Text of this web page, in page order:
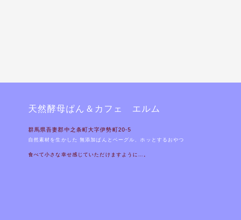
天然酵母ぱん＆カフェ エルム
群馬県吾妻郡中之条町大字伊勢町20-5
自然素材を生かした 無添加ぱんとベーグル、ホッとするおやつ
食べて小さな幸せ感じていただけますように…。